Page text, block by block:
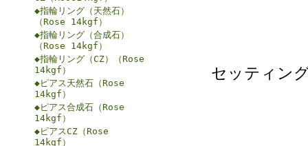
◆指輪リング（天然石）
（Rose 14kgf）
◆指輪リング（合成石）
（Rose 14kgf）
◆指輪リング（CZ）（Rose
14kgf）
◆ピアス天然石（Rose
14kgf）
◆ピアス合成石（Rose
14kgf）
◆ピアスCZ（Rose
14kgf）
セッティン